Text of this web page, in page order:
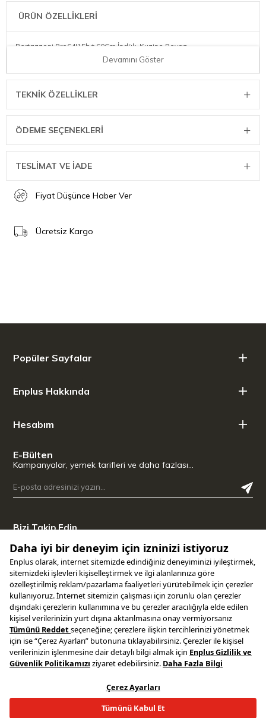
ÜRÜN ÖZELLİKLERİ
Bertazzoni Pro64I1Ebıt 60Cm İndük. Kuzine Beyaz
Devamını Göster
TEKNIK ÖZELLIKLER
ÖDEME SEÇENEKLERI
TESLİMAT VE İADE
Fiyat Düşünce Haber Ver
Ücretsiz Kargo
Popüler Sayfalar
Enplus Hakkında
Hesabım
E-Bülten
Kampanyalar, yemek tarifleri ve daha fazlası…
Bizi Takip Edin
Uygulamamızı İndirin
Copyright © 2025 ENPLUS | Tüm hakları saklıdır.